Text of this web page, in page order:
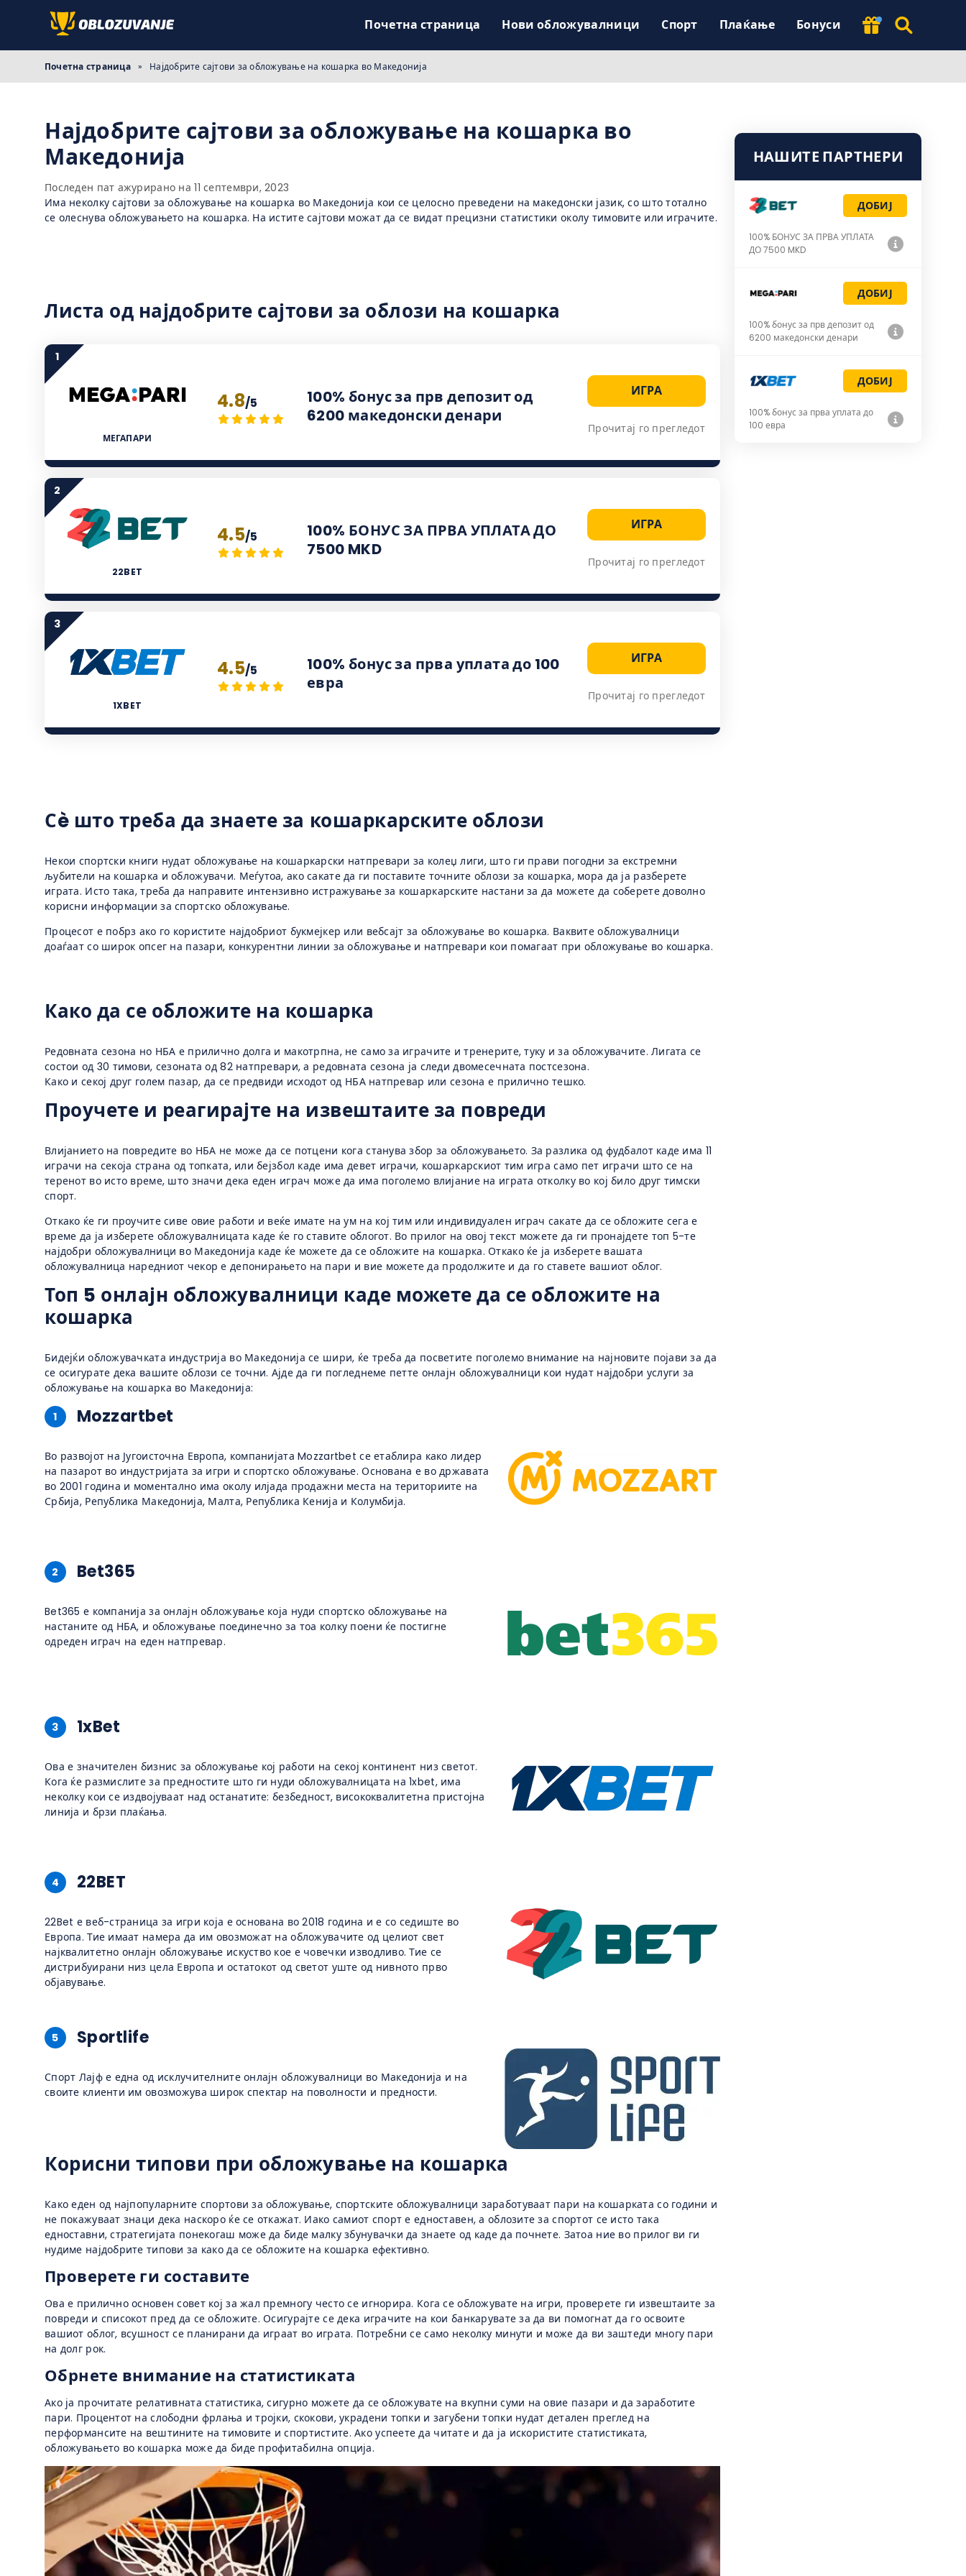
Почетна страница Нови обложувалници Спорт Плаќање Бонуси
Почетна страница » Најдобрите сајтови за обложување на кошарка во Македонија
Најдобрите сајтови за обложување на кошарка во
Македонија
Последен пат ажурирано на 11 септември, 2023
Има неколку сајтови за обложување на кошарка во Македонија кои се целосно преведени на македонски јазик, со што тотално
се олеснува обложувањето на кошарка. На истите сајтови можат да се видат прецизни статистики околу тимовите или играчите.
Листа од најдобрите сајтови за облози на кошарка
1
МЕГАПАРИ
4.8/5
100% бонус за прв депозит од
6200 македонски денари
ИГРА
Прочитај го прегледот
2
22BET
4.5/5
100% БОНУС ЗА ПРВА УПЛАТА ДО
7500 MKD
ИГРА
Прочитај го прегледот
3
1XBET
4.5/5
100% бонус за прва уплата до 100
евра
ИГРА
Прочитај го прегледот
Сè што треба да знаете за кошаркарските облози
Некои спортски книги нудат обложување на кошаркарски натпревари за колеџ лиги, што ги прави погодни за екстремни
љубители на кошарка и обложувачи. Меѓутоа, ако сакате да ги поставите точните облози за кошарка, мора да ја разберете
играта. Исто така, треба да направите интензивно истражување за кошаркарските настани за да можете да соберете доволно
корисни информации за спортско обложување.
Процесот е побрз ако го користите најдобриот букмејкер или вебсајт за обложување во кошарка. Ваквите обложувалници
доаѓаат со широк опсег на пазари, конкурентни линии за обложување и натпревари кои помагаат при обложување во кошарка.
Како да се обложите на кошарка
Редовната сезона но НБА е прилично долга и макотрпна, не само за играчите и тренерите, туку и за обложувачите. Лигата се
состои од 30 тимови, сезоната од 82 натпревари, а редовната сезона ја следи двомесечната постсезона.
Како и секој друг голем пазар, да се предвиди исходот од НБА натпревар или сезона е прилично тешко.
Проучете и реагирајте на извештаите за повреди
Влијанието на повредите во НБА не може да се потцени кога станува збор за обложувањето. За разлика од фудбалот каде има 11
играчи на секоја страна од топката, или бејзбол каде има девет играчи, кошаркарскиот тим игра само пет играчи што се на
теренот во исто време, што значи дека еден играч може да има поголемо влијание на играта отколку во кој било друг тимски
спорт.
Откако ќе ги проучите сиве овие работи и веќе имате на ум на кој тим или индивидуален играч сакате да се обложите сега е
време да ја изберете обложувалницата каде ќе го ставите облогот. Во прилог на овој текст можете да ги пронајдете топ 5-те
најдобри обложувалници во Македонија каде ќе можете да се обложите на кошарка. Откако ќе ја изберете вашата
обложувалница наредниот чекор е депонирањето на пари и вие можете да продолжите и да го ставете вашиот облог.
Топ 5 онлајн обложувалници каде можете да се обложите на
кошарка
Бидејќи обложувачката индустрија во Македонија се шири, ќе треба да посветите поголемо внимание на најновите појави за да
се осигурате дека вашите облози се точни. Ајде да ги погледнеме петте онлајн обложувалници кои нудат најдобри услуги за
обложување на кошарка во Македонија:
1
Mozzartbet
Во развојот на Југоисточна Европа, компанијата Mozzartbet се етаблира како лидер
на пазарот во индустријата за игри и спортско обложување. Основана е во државата
во 2001 година и моментално има околу илјада продажни места на териториите на
Србија, Република Македонија, Малта, Република Кенија и Колумбија.
2 Bet365
Bet365 е компанија за онлајн обложување која нуди спортско обложување на
настаните од НБА, и обложување поединечно за тоа колку поени ќе постигне
одреден играч на еден натпревар.
3 1xBet
Ова е значителен бизнис за обложување кој работи на секој континент низ светот.
Кога ќе размислите за предностите што ги нуди обложувалницата на 1xbet, има
неколку кои се издвојуваат над останатите: безбедност, висококвалитетна пристојна
линија и брзи плаќања.
4 22BET
22Bet е веб-страница за игри која е основана во 2018 година и е со седиште во
Европа. Тие имаат намера да им овозможат на обложувачите од целиот свет
најквалитетно онлајн обложување искуство кое е човечки изводливо. Тие се
дистрибуирани низ цела Европа и остатокот од светот уште од нивното прво
објавување.
5 Sportlife
Спорт Лајф е една од исклучителните онлајн обложувалници во Македонија и на
своите клиенти им овозможува широк спектар на поволности и предности.
Корисни типови при обложување на кошарка
Како еден од најпопуларните спортови за обложување, спортските обложувалници заработуваат пари на кошарката со години и
не покажуваат знаци дека наскоро ќе се откажат. Иако самиот спорт е едноставен, а облозите за спортот се исто така
едноставни, стратегијата понекогаш може да биде малку збунувачки да знаете од каде да почнете. Затоа ние во прилог ви ги
нудиме најдобрите типови за како да се обложите на кошарка ефективно.
Проверете ги составите
Ова е прилично основен совет кој за жал премногу често се игнорира. Кога се обложувате на игри, проверете ги извештаите за
повреди и списокот пред да се обложите. Осигурајте се дека играчите на кои банкарувате за да ви помогнат да го освоите
вашиот облог, всушност се планирани да играат во играта. Потребни се само неколку минути и може да ви заштеди многу пари
на долг рок.
Обрнете внимание на статистиката
Ако ја прочитате релативната статистика, сигурно можете да се обложувате на вкупни суми на овие пазари и да заработите
пари. Процентот на слободни фрлања и тројки, скокови, украдени топки и загубени топки нудат детален преглед на
перформансите на вештините на тимовите и спортистите. Ако успеете да читате и да ја искористите статистиката,
обложувањето во кошарка може да биде профитабилна опција.
НАШИТЕ ПАРТНЕРИ
ДОБИЈ
100% БОНУС ЗА ПРВА УПЛАТА
ДО 7500 MKD
ДОБИЈ
100% бонус за прв депозит од
6200 македонски денари
ДОБИЈ
100% бонус за прва уплата до
100 евра